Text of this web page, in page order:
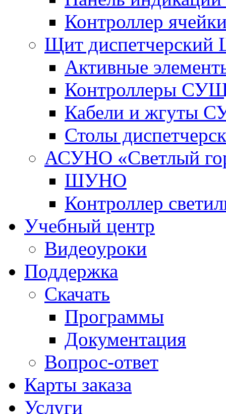
Контроллер
Щит
Активные
Контроллеры
Кабели и жгуты
Столы
АСУНО «Светлый
ШУНО
Контроллер
Учебный центр
Видеоуроки
Поддержка
Скачать
Программы
Документация
Вопрос-ответ
Карты заказа
Услуги